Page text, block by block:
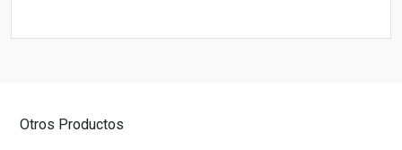
Otros Productos